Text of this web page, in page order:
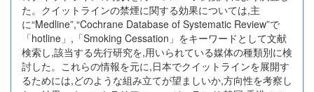
た。クイットラインの禁煙に関する効果については,主
に“Medline”,“Cochrane Database of Systematic Review”で
「hotline」,「Smoking Cessation」をキーワードとして文献
検索し,該当する先行研究を,用いられている媒体の種類別に検
討した。これらの情報を元に,日本でクイットラインを展開す
るためには,どのような組み立てが望ましいか,方向性を考察し